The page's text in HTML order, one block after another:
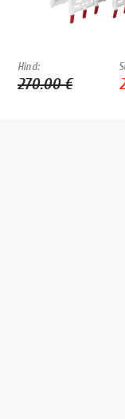
Hind:
270.00 €